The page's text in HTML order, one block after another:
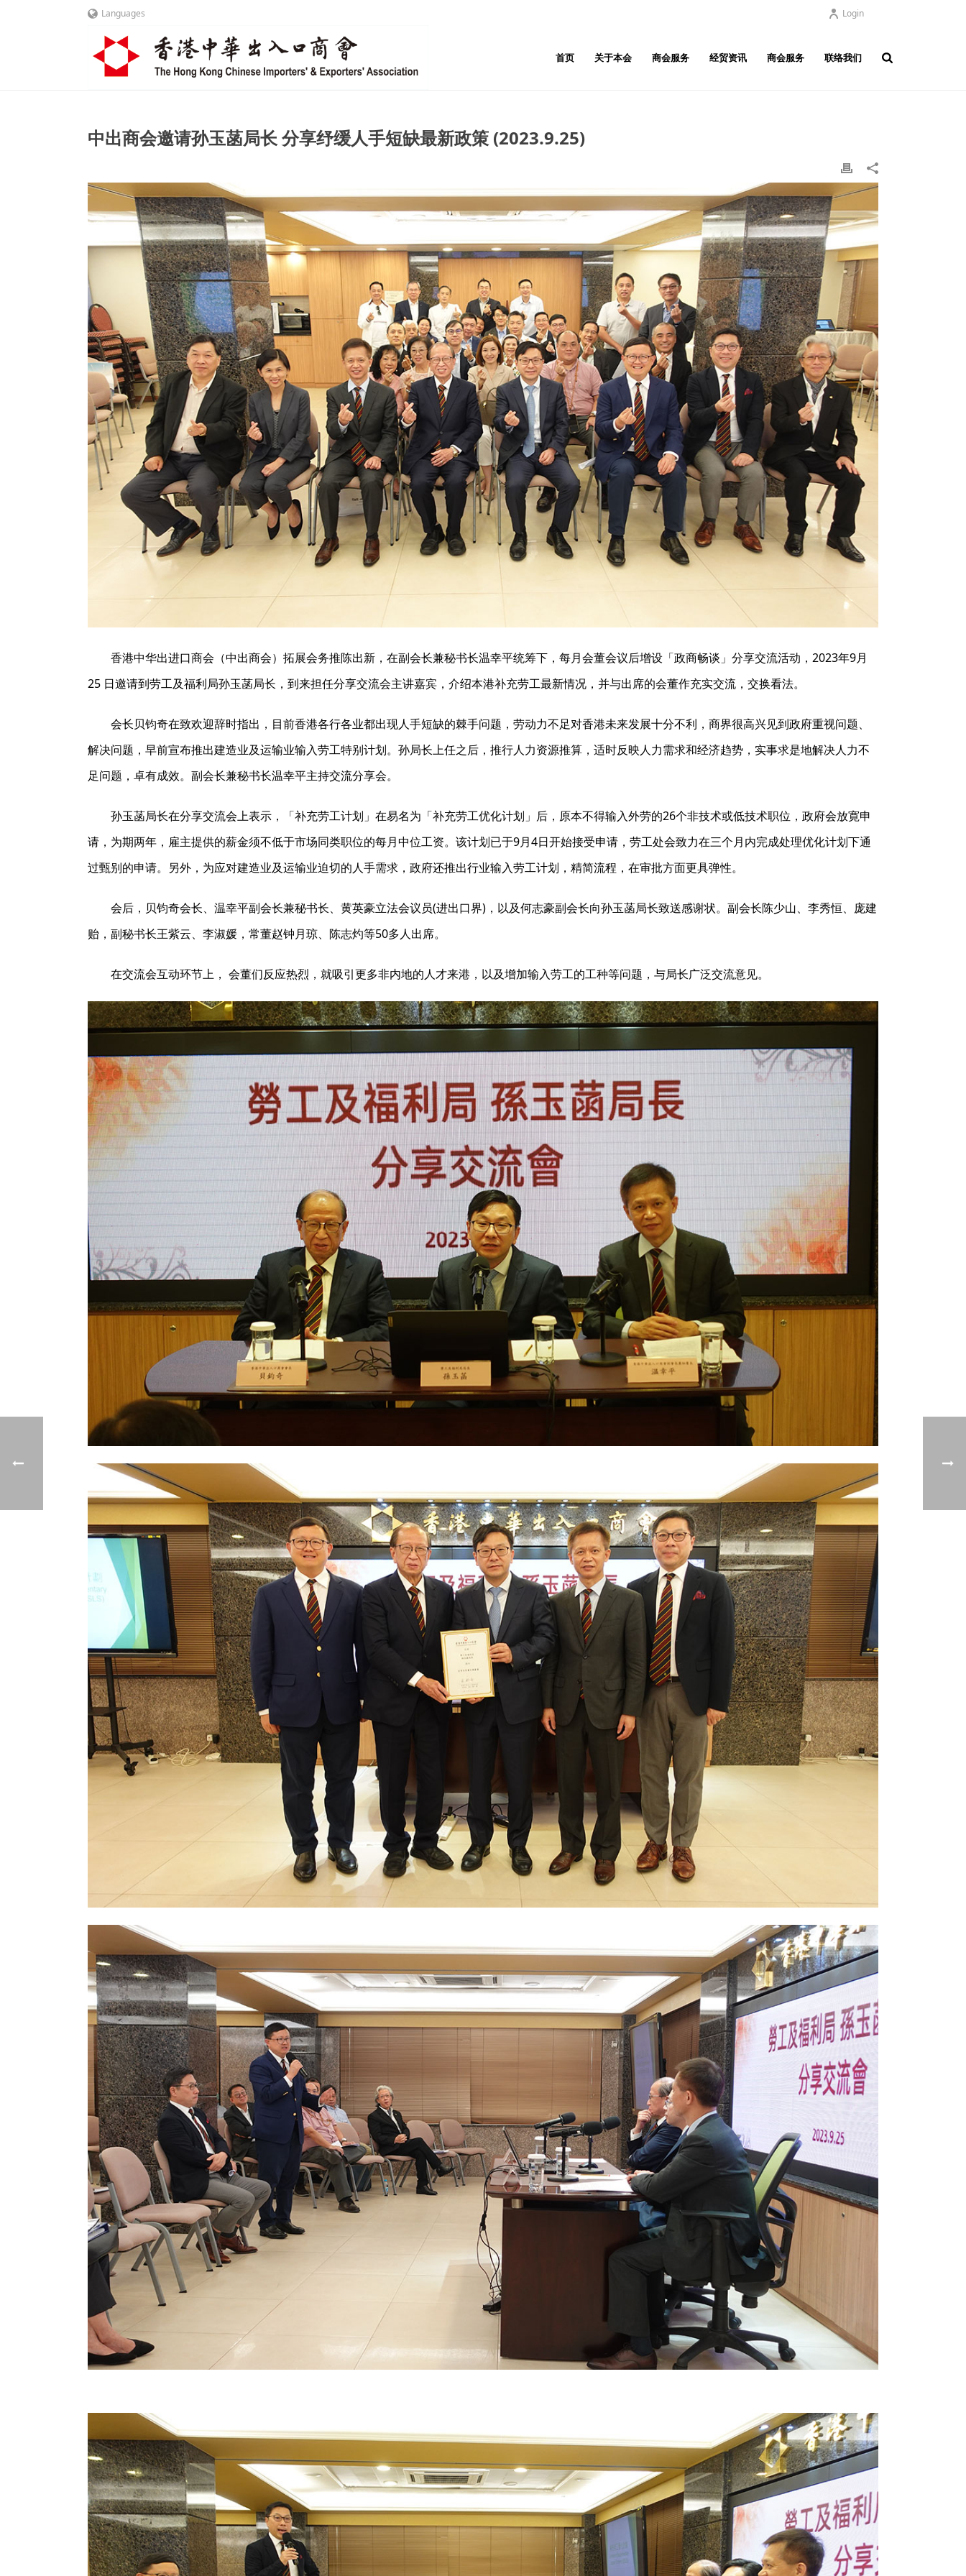
Languages Login
首页 关于本会 商会服务 经贸资讯 商会服务 联络我们
中出商会邀请孙玉菡局长 分享纾缓人手短缺最新政策 (2023.9.25)
香港中华出进口商会（中出商会）拓展会务推陈出新，在副会长兼秘书长温幸平统筹下，每月会董会议后增设「政商畅谈」分享交流活动，2023年9月
25 日邀请到劳工及福利局孙玉菡局长，到来担任分享交流会主讲嘉宾，介绍本港补充劳工最新情况，并与出席的会董作充实交流，交换看法。
会长贝钧奇在致欢迎辞时指出，目前香港各行各业都出现人手短缺的棘手问题，劳动力不足对香港未来发展十分不利，商界很高兴见到政府重视问题、
解决问题，早前宣布推出建造业及运输业输入劳工特别计划。孙局长上任之后，推行人力资源推算，适时反映人力需求和经济趋势，实事求是地解决人力不
足问题，卓有成效。副会长兼秘书长温幸平主持交流分享会。
孙玉菡局长在分享交流会上表示，「补充劳工计划」在易名为「补充劳工优化计划」后，原本不得输入外劳的26个非技术或低技术职位，政府会放寛申
请，为期两年，雇主提供的薪金须不低于市场同类职位的每月中位工资。该计划已于9月4日开始接受申请，劳工处会致力在三个月内完成处理优化计划下通
过甄别的申请。另外，为应对建造业及运输业迫切的人手需求，政府还推出行业输入劳工计划，精简流程，在审批方面更具弹性。
会后，贝钧奇会长、温幸平副会长兼秘书长、黄英豪立法会议员(进出口界)，以及何志豪副会长向孙玉菡局长致送感谢状。副会长陈少山、李秀恒、庞建
贻，副秘书长王紫云、李淑媛，常董赵钟月琼、陈志灼等50多人出席。
在交流会互动环节上， 会董们反应热烈，就吸引更多非内地的人才来港，以及增加输入劳工的工种等问题，与局长广泛交流意见。